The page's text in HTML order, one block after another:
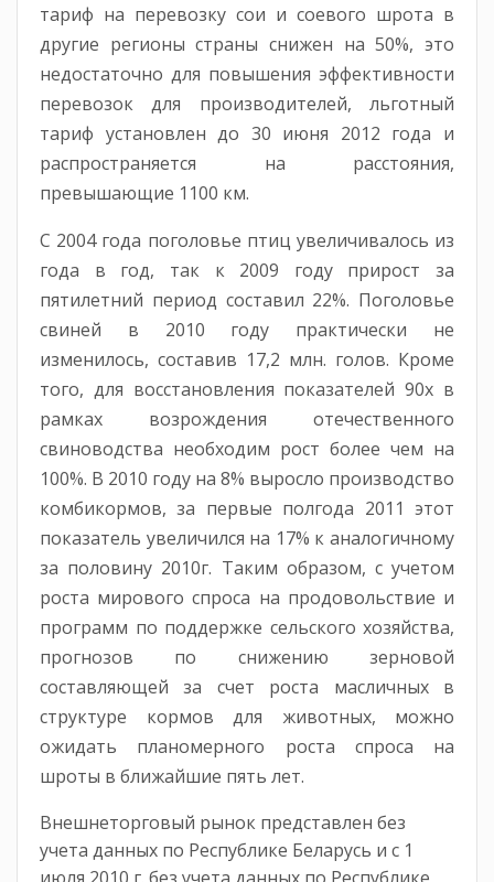
тариф на перевозку сои и соевого шрота в
другие регионы страны снижен на 50%, это
недостаточно для повышения эффективности
перевозок для производителей, льготный
тариф установлен до 30 июня 2012 года и
распространяется на расстояния,
превышающие 1100 км.
С 2004 года поголовье птиц увеличивалось из
года в год, так к 2009 году прирост за
пятилетний период составил 22%. Поголовье
свиней в 2010 году практически не
изменилось, составив 17,2 млн. голов. Кроме
того, для восстановления показателей 90х в
рамках возрождения отечественного
свиноводства необходим рост более чем на
100%. В 2010 году на 8% выросло производство
комбикормов, за первые полгода 2011 этот
показатель увеличился на 17% к аналогичному
за половину 2010г. Таким образом, с учетом
роста мирового спроса на продовольствие и
программ по поддержке сельского хозяйства,
прогнозов по снижению зерновой
составляющей за счет роста масличных в
структуре кормов для животных, можно
ожидать планомерного роста спроса на
шроты в ближайшие пять лет.
Внешнеторговый рынок представлен без
учета данных по Республике Беларусь и с 1
июля 2010 г. без учета данных по Республике